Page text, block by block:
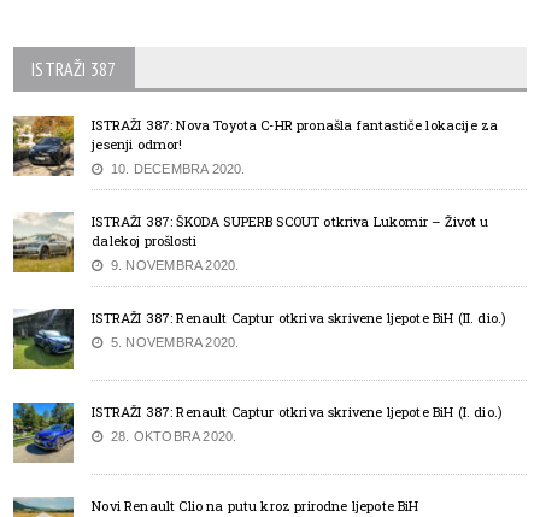
ISTRAŽI 387
ISTRAŽI 387: Nova Toyota C-HR pronašla fantastiče lokacije za
jesenji odmor!
10. DECEMBRA 2020.
ISTRAŽI 387: ŠKODA SUPERB SCOUT otkriva Lukomir – Život u
dalekoj prošlosti
9. NOVEMBRA 2020.
ISTRAŽI 387: Renault Captur otkriva skrivene ljepote BiH (II. dio.)
5. NOVEMBRA 2020.
ISTRAŽI 387: Renault Captur otkriva skrivene ljepote BiH (I. dio.)
28. OKTOBRA 2020.
Novi Renault Clio na putu kroz prirodne ljepote BiH